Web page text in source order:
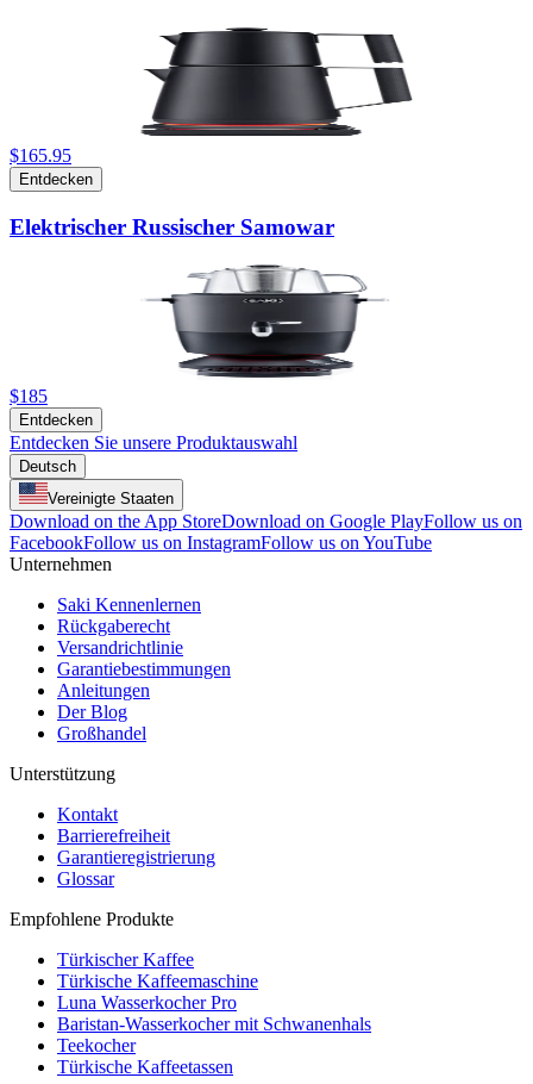
$165.95
Entdecken
Elektrischer Russischer Samowar
$185
Entdecken
Entdecken Sie unsere Produktauswahl
Deutsch
Vereinigte Staaten
Download on the App StoreDownload on Google PlayFollow us on
FacebookFollow us on InstagramFollow us on YouTube
Unternehmen
Saki Kennenlernen
Rückgaberecht
Versandrichtlinie
Garantiebestimmungen
Anleitungen
Der Blog
Großhandel
Unterstützung
Kontakt
Barrierefreiheit
Garantieregistrierung
Glossar
Empfohlene Produkte
Türkischer Kaffee
Türkische Kaffeemaschine
Luna Wasserkocher Pro
Baristan-Wasserkocher mit Schwanenhals
Teekocher
Türkische Kaffeetassen